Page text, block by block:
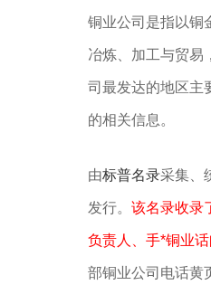
铜业公司是指以铜
冶炼、加工与贸易
司最发达的地区主
的相关信息。
由标普名录采集、
发行。 该名录收录
负责人、手*铜业
部铜业公司电话黄